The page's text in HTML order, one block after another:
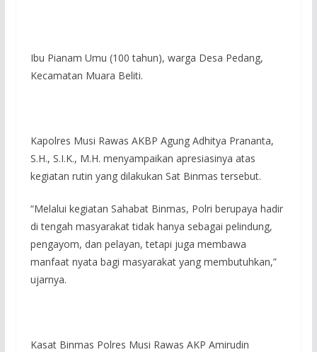
Ibu Pianam Umu (100 tahun), warga Desa Pedang,
Kecamatan Muara Beliti.
Kapolres Musi Rawas AKBP Agung Adhitya Prananta,
S.H., S.I.K., M.H. menyampaikan apresiasinya atas
kegiatan rutin yang dilakukan Sat Binmas tersebut.
“Melalui kegiatan Sahabat Binmas, Polri berupaya hadir
di tengah masyarakat tidak hanya sebagai pelindung,
pengayom, dan pelayan, tetapi juga membawa
manfaat nyata bagi masyarakat yang membutuhkan,”
ujarnya.
Kasat Binmas Polres Musi Rawas AKP Amirudin